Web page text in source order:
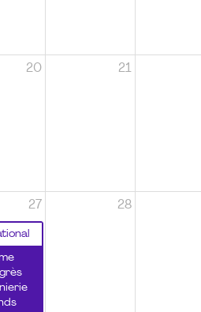
20 21
27 28